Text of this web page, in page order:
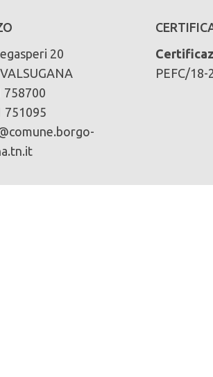
20
758700
751095
PEFC/
(provvigione totale in mc):
(provvigione in mc/ha):
superficie produttiva (incremento